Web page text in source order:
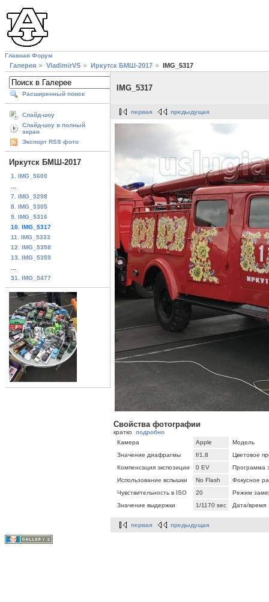
Главная Форум
Галерея VladimirVS Иркутск БМШ-2017 IMG_5317
Расширенный поиск
Слайд-шоу
Слайд-шоу в полный
экран
Экспорт RSS фото
Иркутск БМШ-2017
1. IMG_5600
7. IMG_5298
8. IMG_5305
9. IMG_5316
10. IMG_5317
11. IMG_5333
12. IMG_5358
13. IMG_5359
31. IMG_5477
IMG_5317
первая предыдущая
Свойства фотографии
кратко подробно
Камера
Apple
Модель
Значение диафрагмы
f/1,8
Цветовое
Компенсация экспозиции
0 EV
Программа
Использование вспышки
No Flash
Фокусное
Чувствительность в ISO
20
Режим
Значение выдержки
1/1170 sec Дата/время
первая предыдущая